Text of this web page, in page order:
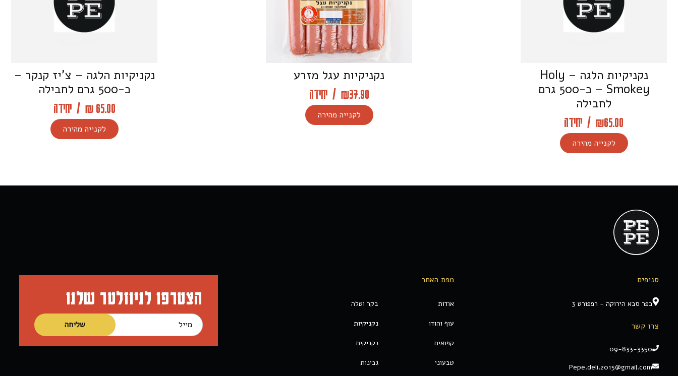
נקניקיות הלגה – Holy
Smokey – כ-500 גרם
לחבילה
₪65.00
/ יחידה
לקנייה מהירה
נקניקיות עגל מזרע
₪37.90
/ יחידה
לקנייה מהירה
נקניקיות הלגה – צ’יז קנקר –
כ-500 גרם לחבילה
65.00 ₪
/ יחידה
לקנייה מהירה
סניפים
כפר סבא הירוקה - רפפורט 3
צרו קשר
09-833-3350
Pepe.deli.2015@gmail.com
מפת האתר
אודות בקר וטלה
עוף והודו נקניקיות
קפואים נקניקים
טבעוני גבינות
הצטרפו לניוזלטר שלנו